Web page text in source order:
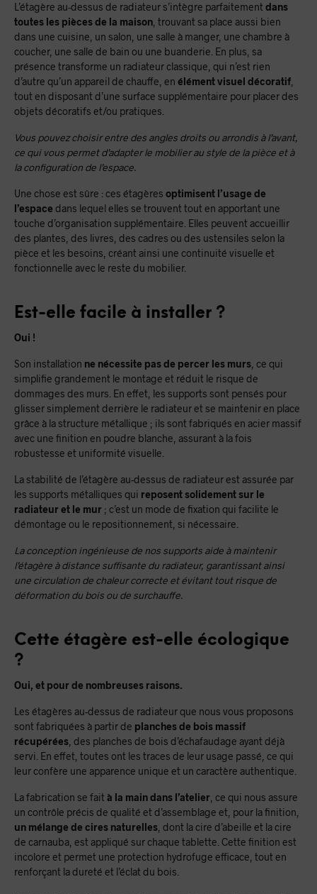
L’étagère au-dessus de radiateur s’intègre parfaitementdans
toutes les pièces de la maison , trouvant sa place aussi bien
dans une cuisine, un salon, une salle à manger, une chambre à
coucher, une salle de bain ou une buanderie. En plus, sa
présence transforme un radiateur classique, qui n’est rien
d’autre qu’un appareil de chauffe, en élément visuel décoratif
tout en disposant d’une surface supplémentaire pour placer des
objets décoratifs et/ou pratiques.
Vous pouvez choisir entre des angles droits ou arrondis à l’avant,
ce qui vous permet d’adapter le mobilier au style de la pièce et à
la configuration de l’espace.
Une chose est sûre : ces étagères optimisent l’usage de
l’espace dans lequel elles se trouvent tout en apportant une
touche d’organisation supplémentaire. Elles peuvent accueillir
des plantes, des livres, des cadres ou des ustensiles selon la
pièce et les besoins, créant ainsi une continuité visuelle et
fonctionnelle avec le reste du mobilier.
Est-elle facile à installer ?
Oui !
Son installation ne nécessite pas de percer les murs , ce qui
simplifie grandement le montage et réduit le risque de
dommages des murs. En effet, les supports sont pensés pour
glisser simplement derrière le radiateur et se maintenir en place
grâce à la structure métallique ; ils sont fabriqués en acier massif
avec une finition en poudre blanche, assurant à la fois
robustesse et uniformité visuelle.
La stabilité de l’étagère au-dessus de radiateur est assurée par
les supports métalliques qui reposent solidement sur le
radiateur et le mur ; c’est un mode de fixation qui facilite le
démontage ou le repositionnement, si nécessaire.
La conception ingénieuse de nos supports aide à maintenir
l’étagère à distance suffisante du radiateur, garantissant ainsi
une circulation de chaleur correcte et évitant tout risque de
déformation du bois ou de surchauffe.
Cette étagère est-elle écologique
?
Oui, et pour de nombreuses raisons.
Les étagères au-dessus de radiateur que nous vous proposons
sont fabriquées à partir de planches de bois massif
récupérées , des planches de bois d’échafaudage ayant déjà
servi. En effet, toutes ont les traces de leur usage passé, ce qui
leur confère une apparence unique et un caractère authentique.
La fabrication se faità la main dans l’atelier , ce qui nous assure
un contrôle précis de qualité et d’assemblage et, pour la finition,
un mélange de cires naturelles , dont la cire d’abeille et la cire
de carnauba, est appliqué sur chaque tablette. Cette finition est
incolore et permet une protection hydrofuge efficace, tout en
renforçant la dureté et l’éclat du bois.